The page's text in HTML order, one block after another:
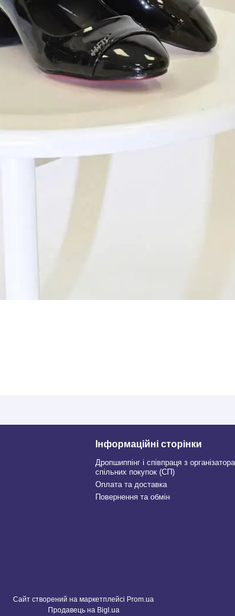
Інформаційні сторінки
Дропшиппінг і співпраця з
спільних покупок (СП)
Оплата та доставка
Повернення та обмін
Сайт створений на маркетплейсі Prom.ua
Продавець на Bigl.ua